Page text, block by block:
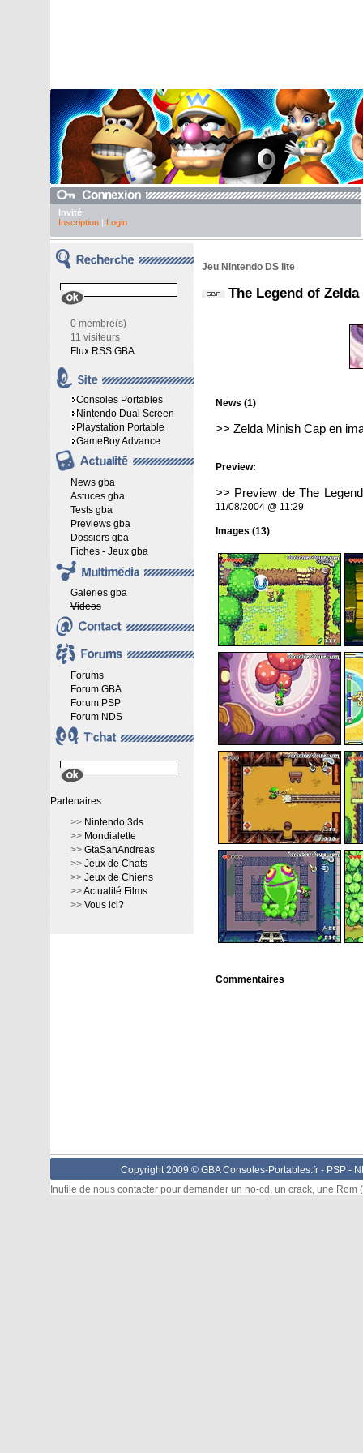
Invité
Inscription| Login
0 membre(s)
11 visiteurs
Flux RSS GBA
Consoles Portables
Nintendo Dual Screen
Playstation Portable
GameBoy Advance
News gba
Astuces gba
Tests gba
Previews gba
Dossiers gba
Fiches - Jeux gba
Galeries gba
Videos
Forums
Forum GBA
Forum PSP
Forum NDS
Partenaires:
>> Nintendo 3ds
>> Mondialette
>> GtaSanAndreas
>> Jeux de Chats
>> Jeux de Chiens
>>Actualité Films
>> Vous ici?
Jeu Nintendo DS lite
The Legend of
News (1)
>> Zelda Minish Cap en
Preview:
>> Preview de The
11/08/2004 @ 11:29
Images (13)
Commentaires
Copyright 2009 © GBA Consoles-Portables.fr - PSP-
Inutile de nous contacter pour demander un no-cd, un crack, une